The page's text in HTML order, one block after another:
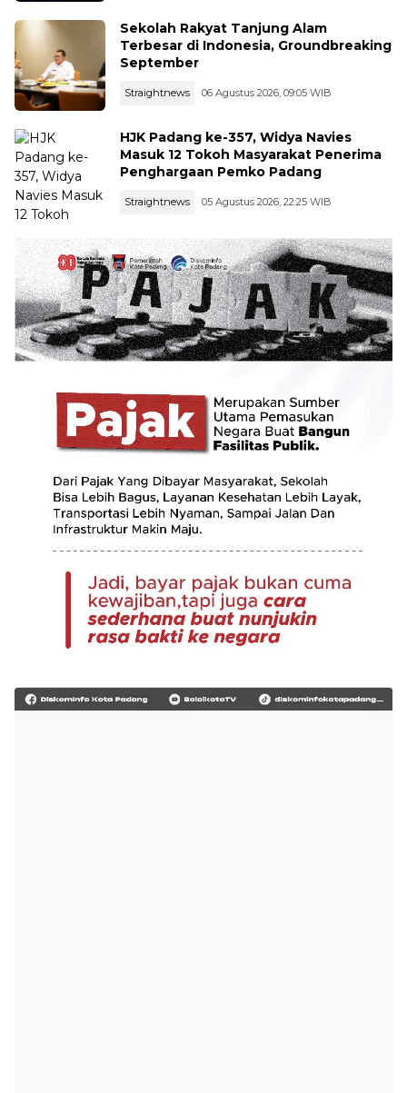
Sekolah Rakyat Tanjung Alam
Terbesar di Indonesia, Groundbreaking
September
Straightnews 06 Agustus 2026, 09:05 WIB
HJK Padang ke-357, Widya Navies
Masuk 12 Tokoh Masyarakat Penerima
Penghargaan Pemko Padang
Straightnews 05 Agustus 2026, 22:25 WIB